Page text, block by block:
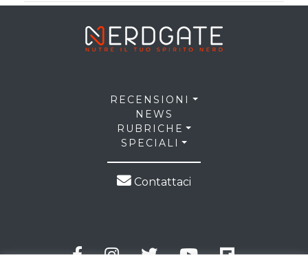
RECENSIONI
NEWS
RUBRICHE
SPECIALI
Contattaci